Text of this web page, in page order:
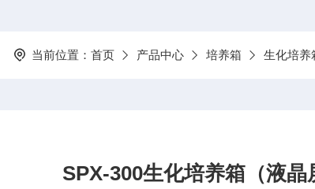
当前位置： 首页 产品中心 培养箱 生化培养
SPX-300生化培养箱（液晶